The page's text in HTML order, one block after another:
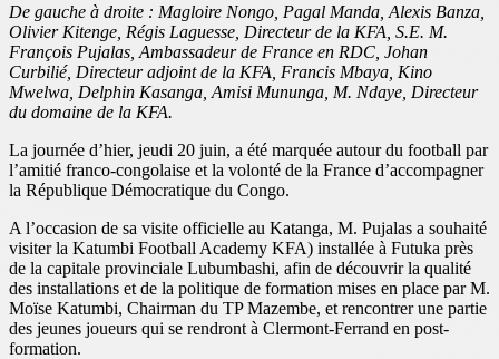
De gauche à droite : Magloire Nongo, Pagal Manda, Alexis Banza,
Olivier Kitenge, Régis Laguesse, Directeur de la KFA, S.E. M.
François Pujalas, Ambassadeur de France en RDC, Johan
Curbilié, Directeur adjoint de la KFA, Francis Mbaya, Kino
Mwelwa, Delphin Kasanga, Amisi Mununga, M. Ndaye, Directeur
du domaine de la KFA.
La journée d’hier, jeudi 20 juin, a été marquée autour du football par
l’amitié franco-congolaise et la volonté de la France d’accompagner
la République Démocratique du Congo.
A l’occasion de sa visite officielle au Katanga, M. Pujalas a souhaité
visiter la Katumbi Football Academy KFA) installée à Futuka près
de la capitale provinciale Lubumbashi, afin de découvrir la qualité
des installations et de la politique de formation mises en place par M.
Moïse Katumbi, Chairman du TP Mazembe, et rencontrer une partie
des jeunes joueurs qui se rendront à Clermont-Ferrand en post-
formation.